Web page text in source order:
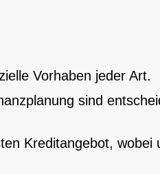
Vorhaben jeder Art.
sind
Kreditangebot, wobei